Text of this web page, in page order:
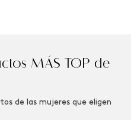
MÁS TOP de
de las mujeres que eligen